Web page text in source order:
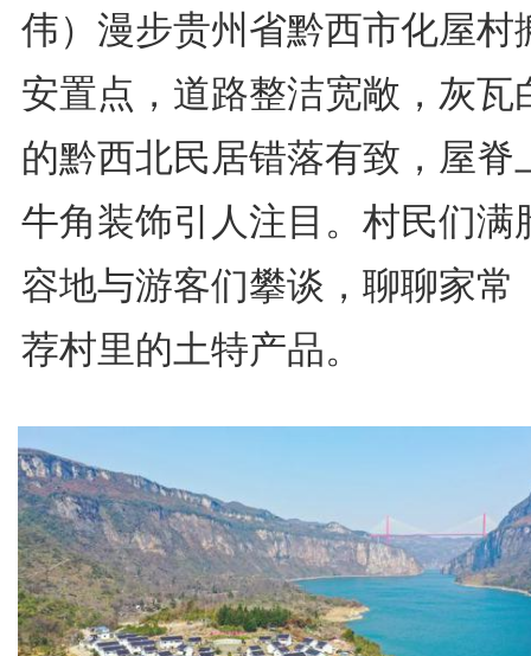
伟）漫步贵州省黔西市化屋村
安置点，道路整洁宽敞，灰瓦
的黔西北民居错落有致，屋脊
牛角装饰引人注目。村民们满
容地与游客们攀谈，聊聊家常
荐村里的土特产品。